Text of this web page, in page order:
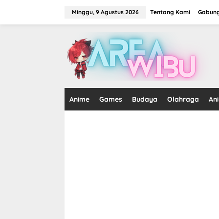
Minggu, 9 Agustus 2026 Tentang Kami
Anime Games Budaya Olahraga